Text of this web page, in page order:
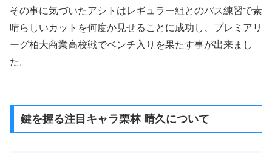
その事に気づいたアシトはレギュラー組とのパス練習で素
晴らしいカットを何度か見せることに成功し、プレミアリ
ーグ柏大商業高校戦でベンチ入りを果たす事が出来まし
た。
鍵を握る注目キャラ栗林 晴久について